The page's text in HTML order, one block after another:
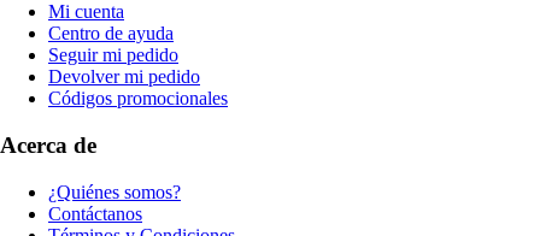
Mi cuenta
Centro de ayuda
Seguir mi pedido
Devolver mi pedido
Códigos promocionales
Acerca de
¿Quiénes somos?
Contáctanos